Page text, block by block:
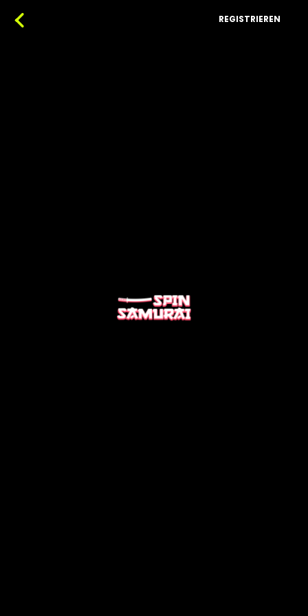
REGISTRIEREN